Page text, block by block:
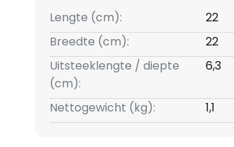
Lengte (cm):
22
Breedte (cm):
22
Uitsteeklengte / diepte
(cm):
6,3
Nettogewicht (kg): 1,1